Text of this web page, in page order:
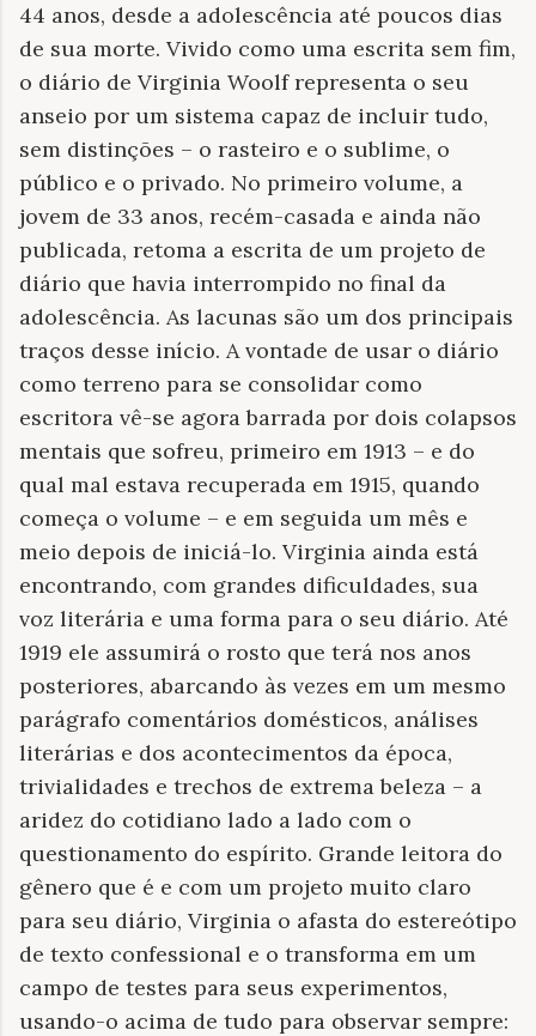
44 anos, desde a adolescência até poucos dias
de sua morte. Vivido como uma escrita sem fim,
o diário de Virginia Woolf representa o seu
anseio por um sistema capaz de incluir tudo,
sem distinções – o rasteiro e o sublime, o
público e o privado. No primeiro volume, a
jovem de 33 anos, recém-casada e ainda não
publicada, retoma a escrita de um projeto de
diário que havia interrompido no final da
adolescência. As lacunas são um dos principais
traços desse início. A vontade de usar o diário
como terreno para se consolidar como
escritora vê-se agora barrada por dois colapsos
mentais que sofreu, primeiro em 1913 – e do
qual mal estava recuperada em 1915, quando
começa o volume – e em seguida um mês e
meio depois de iniciá-lo. Virginia ainda está
encontrando, com grandes dificuldades, sua
voz literária e uma forma para o seu diário. Até
1919 ele assumirá o rosto que terá nos anos
posteriores, abarcando às vezes em um mesmo
parágrafo comentários domésticos, análises
literárias e dos acontecimentos da época,
trivialidades e trechos de extrema beleza – a
aridez do cotidiano lado a lado com o
questionamento do espírito. Grande leitora do
gênero que é e com um projeto muito claro
para seu diário, Virginia o afasta do estereótipo
de texto confessional e o transforma em um
campo de testes para seus experimentos,
usando-o acima de tudo para observar sempre: